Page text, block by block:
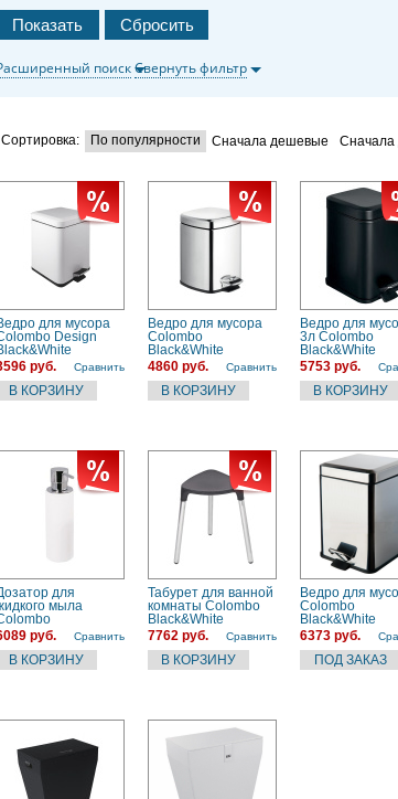
поискСвернуть фильтр
Сортировка: По популярности Сначала дешевые Сначала
для мусора
Design
с
педалью, белый
руб. Сравнить
Ведро для мусора
Colombo
Black&White
(B9210.CR) с
педалью
4860 руб. Сравнить
Ведро для
3л Colombo
Black&White
(B9210.NM) с
крышкой и
чёрный матовый
5753 руб.
для
мыла
(B9232.EPB) белая
экокожа
руб. Сравнить
Табурет для ванной
комнаты Colombo
Black&White
B9988.EPN чёрный
7762 руб. Сравнить
Ведро для
Colombo
Black&White
(B9211.CR) 5
6373 руб.